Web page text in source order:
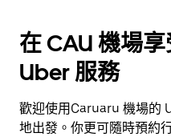
在 CAU 機場
Uber 服務
歡迎使用Caruaru 機場的
地出發。你更可隨時預約